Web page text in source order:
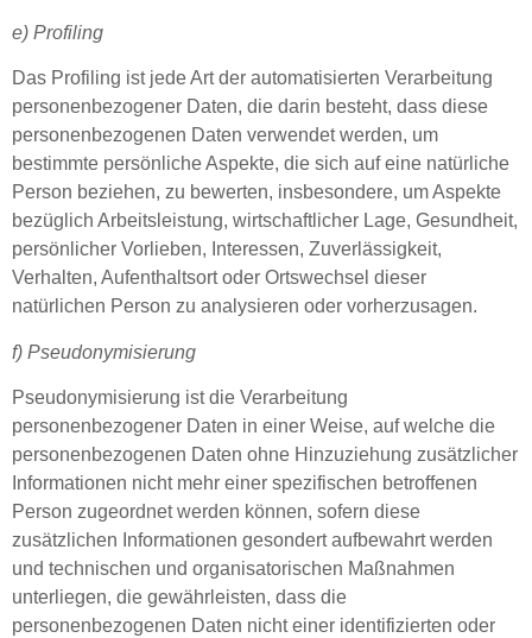
e) Profiling
Das Profiling ist jede Art der automatisierten Verarbeitung
personenbezogener Daten, die darin besteht, dass diese
personenbezogenen Daten verwendet werden, um
bestimmte persönliche Aspekte, die sich auf eine natürliche
Person beziehen, zu bewerten, insbesondere, um Aspekte
bezüglich Arbeitsleistung, wirtschaftlicher Lage, Gesundheit,
persönlicher Vorlieben, Interessen, Zuverlässigkeit,
Verhalten, Aufenthaltsort oder Ortswechsel dieser
natürlichen Person zu analysieren oder vorherzusagen.
f) Pseudonymisierung
Pseudonymisierung ist die Verarbeitung
personenbezogener Daten in einer Weise, auf welche die
personenbezogenen Daten ohne Hinzuziehung zusätzlicher
Informationen nicht mehr einer spezifischen betroffenen
Person zugeordnet werden können, sofern diese
zusätzlichen Informationen gesondert aufbewahrt werden
und technischen und organisatorischen Maßnahmen
unterliegen, die gewährleisten, dass die
personenbezogenen Daten nicht einer identifizierten oder